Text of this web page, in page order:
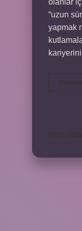
olanlar
“uzun
yapmak